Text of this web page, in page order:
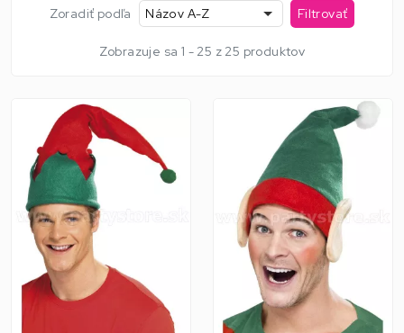
Zoradiť podľa Názov A-Z Filtrovať
Zobrazuje sa 1 - 25 z 25 produktov